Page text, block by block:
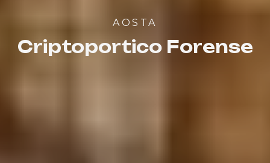
AOSTA
Criptoportico Forense